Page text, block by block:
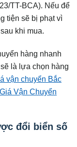
TT-BCA). Nếu để
tiện sẽ bị phạt vì
khi mua.
hàng nhanh
sẽ là lựa chọn hàng
vận chuyển Bắc
Giá Vận Chuyển
đổi biển số